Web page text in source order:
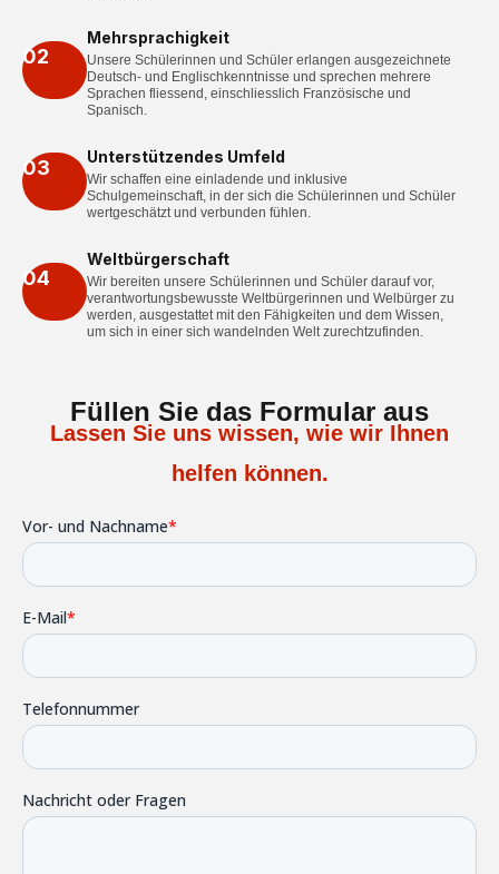
02
Mehrsprachigkeit
Unsere Schülerinnen und Schüler erlangen ausgezeichnete
Deutsch- und Englischkenntnisse und sprechen mehrere
Sprachen fliessend, einschliesslich Französische und
Spanisch.
03 Unterstützendes Umfeld
Wir schaffen eine einladende und inklusive
Schulgemeinschaft, in der sich die Schülerinnen und Schüler
wertgeschätzt und verbunden fühlen.
04
Weltbürgerschaft
Wir bereiten unsere Schülerinnen und Schüler darauf vor,
verantwortungsbewusste Weltbürgerinnen und Welbürger zu
werden, ausgestattet mit den Fähigkeiten und dem Wissen,
um sich in einer sich wandelnden Welt zurechtzufinden.
Füllen Sie das Formular aus
Lassen Sie uns wissen, wie wir Ihnen
helfen können.